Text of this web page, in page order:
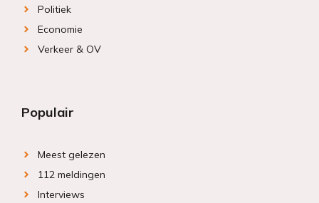
Politiek
Economie
Verkeer & OV
Populair
Meest gelezen
112 meldingen
Interviews